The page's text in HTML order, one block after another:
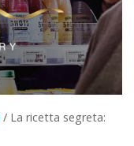
/ La ricetta segreta: